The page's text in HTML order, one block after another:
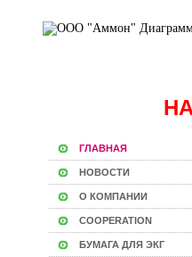
ГЛАВНАЯ
НОВОСТИ
О КОМПАНИИ
COOPERATION
БУМАГА ДЛЯ ЭКГ